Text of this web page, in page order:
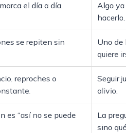
el día a día.
Algo ya
hacerlo.
se repiten sin
Uno de
quiere
reproches o
Seguir
alivio.
es “así no se puede
La
sino